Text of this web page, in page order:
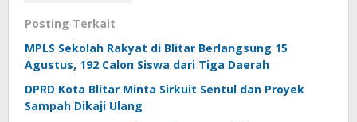
Posting Terkait
MPLS Sekolah Rakyat di Blitar Berlangsung 15
Agustus, 192 Calon Siswa dari Tiga Daerah
DPRD Kota Blitar Minta Sirkuit Sentul dan Proyek
Sampah Dikaji Ulang